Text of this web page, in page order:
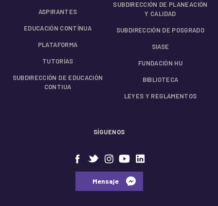
ASPIRANTES
EDUCACIÓN CONTÍNUA
PLATAFORMA
TUTORÍAS
SUBDIRECCIÓN DE EDUCACIÓN
CONTIUA
SUBDIRECCIÓN DE PLANEACIÓN
Y CALIDAD
SUBDIRECCIÓN DE POSGRADO
SIASE
FUNDACIÓN HU
BIBLIOTECA
LEYES Y REGLAMENTOS
SÍGUENOS
⠀⠀Mensaje⠀